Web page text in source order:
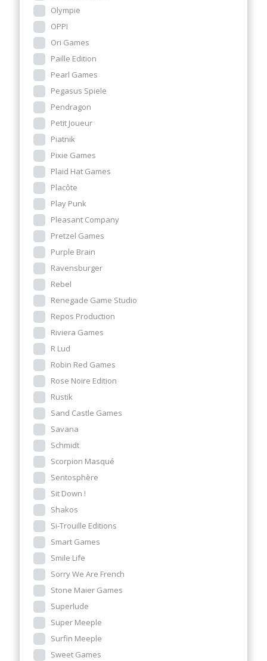
Olympie
OPPI
Ori Games
Paille Edition
Pearl Games
Pegasus Spiele
Pendragon
Petit Joueur
Piatnik
Pixie Games
Plaid Hat Games
Placôte
Play Punk
Pleasant Company
Pretzel Games
Purple Brain
Ravensburger
Rebel
Renegade Game Studio
Repos Production
Riviera Games
R Lud
Robin Red Games
Rose Noire Edition
Rustik
Sand Castle Games
Savana
Schmidt
Scorpion Masqué
Sentosphère
Sit Down !
Shakos
Si-Trouille Editions
Smart Games
Smile Life
Sorry We Are French
Stone Maier Games
Superlude
Super Meeple
Surfin Meeple
Sweet Games